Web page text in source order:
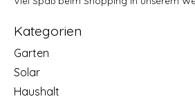
Kategorien
Garten
Solar
Haushalt